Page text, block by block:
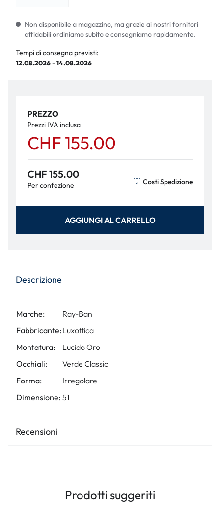
Non disponibile a magazzino, ma grazie ai nostri fornitori
affidabili ordiniamo subito e consegniamo rapidamente.
Tempi di consegna previsti:
12.08.2026 - 14.08.2026
PREZZO
Prezzi IVA inclusa
CHF 155.00
CHF 155.00
Per confezione Costi Spedizione
AGGIUNGI AL CARRELLO
Descrizione
Marche:
Ray-Ban
Fabbricante: Luxottica
Montatura:
Lucido Oro
Occhiali:
Verde Classic
Forma:
Irregolare
Dimensione: 51
Recensioni
Prodotti suggeriti